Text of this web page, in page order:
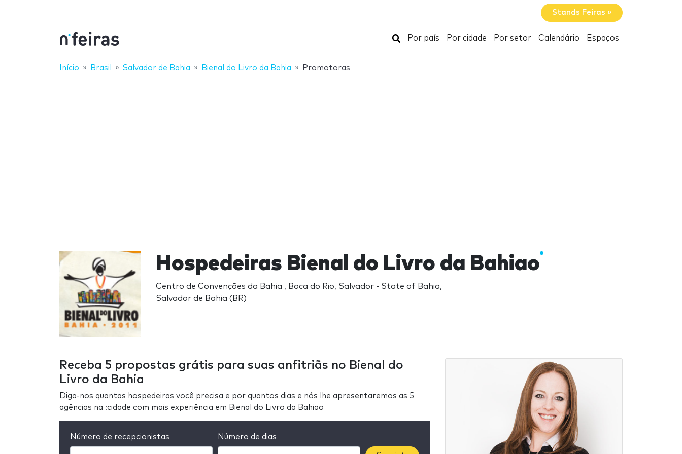
Stands Feiras »
Buscar
Por país Por cidade Por setor Calendário Espaços
Início Brasil Salvador de Bahia Bienal do Livro da Bahia Promotoras
Hospedeiras Bienal do Livro da Bahiao
Centro de Convenções da Bahia , Boca do Rio, Salvador - State of Bahia,
Salvador de Bahia (BR)
Receba 5 propostas grátis para suas anfitriãs no Bienal do
Livro da Bahia
Diga-nos quantas hospedeiras você precisa e por quantos dias e nós lhe apresentaremos as 5
agências na :cidade com mais experiência em Bienal do Livro da Bahiao
Número de recepcionistas Número de dias